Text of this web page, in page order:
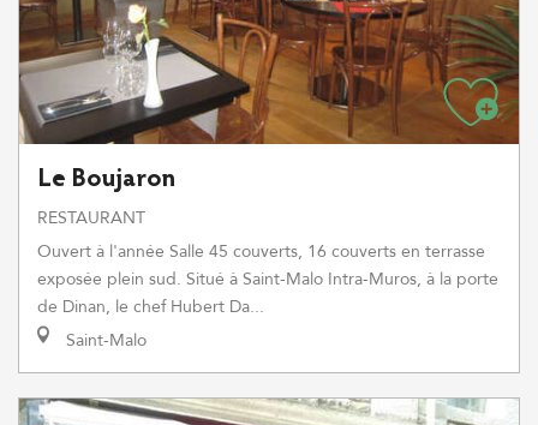
Le Boujaron
RESTAURANT
Ouvert à l'année Salle 45 couverts, 16 couverts en terrasse
exposée plein sud. Situé à Saint-Malo Intra-Muros, à la porte
de Dinan, le chef Hubert Da...
Saint-Malo